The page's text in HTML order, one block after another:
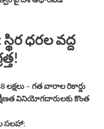
ధరల వద్ద
లక్షలు – గత వారాల రికార్డు
వినియోగదారులకు కొంత
సలహా: